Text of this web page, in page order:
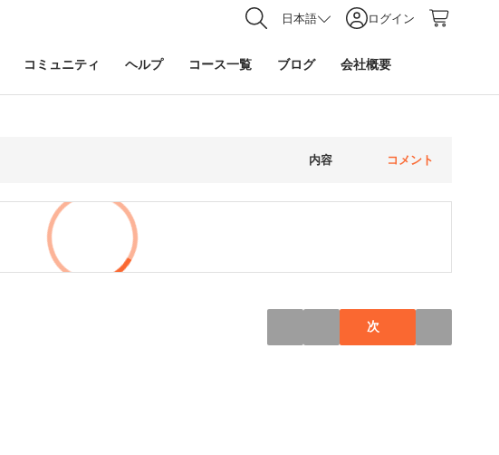
日本語 ログイン
コミュニティ ヘルプ コース一覧 ブログ 会社概要
内容 コメント
次